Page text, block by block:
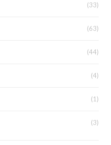
(33)
(63)
(44)
(4)
(1)
(3)